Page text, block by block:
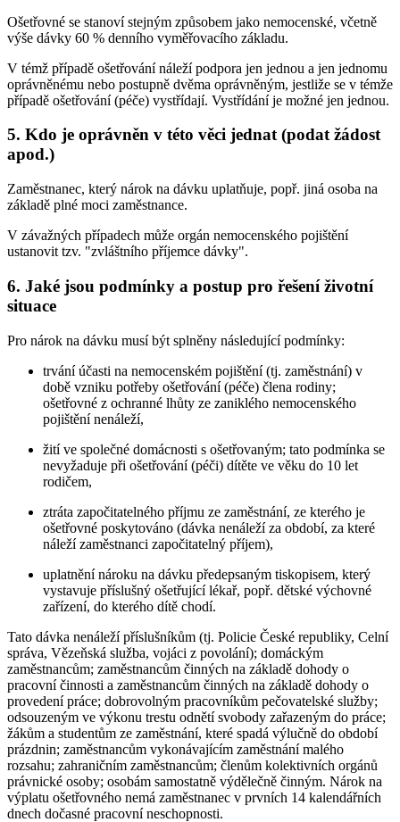
Ošetřovné se stanoví stejným způsobem jako nemocenské, včetně
výše dávky 60 % denního vyměřovacího základu.
V témž případě ošetřování náleží podpora jen jednou a jen jednomu
oprávněnému nebo postupně dvěma oprávněným, jestliže se v témže
případě ošetřování (péče) vystřídají. Vystřídání je možné jen jednou.
5. Kdo je oprávněn v této věci jednat (podat žádost
apod.)
Zaměstnanec, který nárok na dávku uplatňuje, popř. jiná osoba na
základě plné moci zaměstnance.
V závažných případech může orgán nemocenského pojištění
ustanovit tzv. "zvláštního příjemce dávky".
6. Jaké jsou podmínky a postup pro řešení životní
situace
Pro nárok na dávku musí být splněny následující podmínky:
trvání účasti na nemocenském pojištění (tj. zaměstnání) v
době vzniku potřeby ošetřování (péče) člena rodiny;
ošetřovné z ochranné lhůty ze zaniklého nemocenského
pojištění nenáleží,
žití ve společné domácnosti s ošetřovaným; tato podmínka se
nevyžaduje při ošetřování (péči) dítěte ve věku do 10 let
rodičem,
ztráta započitatelného příjmu ze zaměstnání, ze kterého je
ošetřovné poskytováno (dávka nenáleží za období, za které
náleží zaměstnanci započitatelný příjem),
uplatnění nároku na dávku předepsaným tiskopisem, který
vystavuje příslušný ošetřující lékař, popř. dětské výchovné
zařízení, do kterého dítě chodí.
Tato dávka nenáleží příslušníkům (tj. Policie České republiky, Celní
správa, Vězeňská služba, vojáci z povolání); domáckým
zaměstnancům; zaměstnancům činných na základě dohody o
pracovní činnosti a zaměstnancům činných na základě dohody o
provedení práce; dobrovolným pracovníkům pečovatelské služby;
odsouzeným ve výkonu trestu odnětí svobody zařazeným do práce;
žákům a studentům ze zaměstnání, které spadá výlučně do období
prázdnin; zaměstnancům vykonávajícím zaměstnání malého
rozsahu; zahraničním zaměstnancům; členům kolektivních orgánů
právnické osoby; osobám samostatně výdělečně činným. Nárok na
výplatu ošetřovného nemá zaměstnanec v prvních 14 kalendářních
dnech dočasné pracovní neschopnosti.